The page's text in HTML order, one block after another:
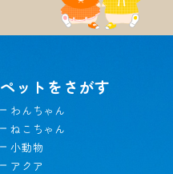
ペットをさがす
わんちゃん
ねこちゃん
小動物
アクア